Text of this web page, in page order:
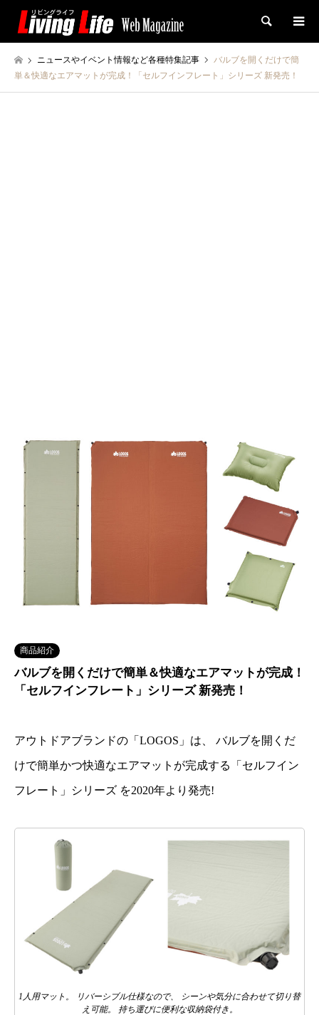
検索
ニュースやイベント情報など各種特集記事
バルブを開くだけで簡
単＆快適なエアマットが完成！「セルフインフレート」シリーズ 新発売！
商品紹介
バルブを開くだけで簡単＆快適なエアマットが完成！
「セルフインフレート」シリーズ 新発売！
アウトドアブランドの「LOGOS」は、 バルブを開くだ
けで簡単かつ快適なエアマットが完成する「セルフイン
フレート」シリーズ を2020年より発売!
1人用マット。 リバーシブル仕様なので、 シーンや気分に合わせて切り替
え可能。 持ち運びに便利な収納袋付き。